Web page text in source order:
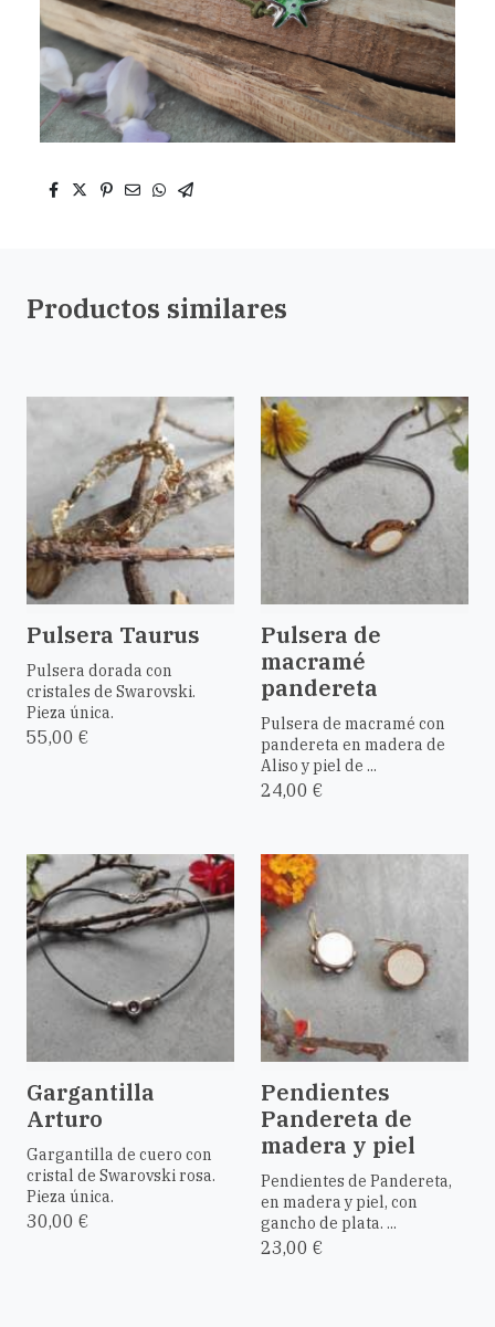
Productos similares
Pulsera Taurus
Pulsera dorada con
cristales de Swarovski.
Pieza única.
55,00 €
Pulsera de
macramé
pandereta
Pulsera de macramé con
pandereta en madera de
Aliso y piel de ...
24,00 €
Gargantilla
Arturo
Gargantilla de cuero con
cristal de Swarovski rosa.
Pieza única.
30,00 €
Pendientes
Pandereta de
madera y piel
Pendientes de Pandereta,
en madera y piel, con
gancho de plata. ...
23,00 €